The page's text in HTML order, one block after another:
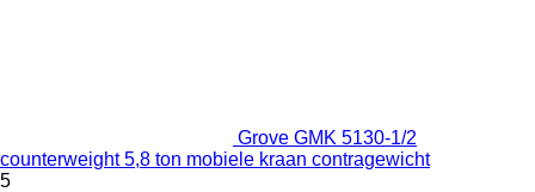
Grove GMK 5130-1/2
counterweight 5,8 ton mobiele kraan contragewicht
5